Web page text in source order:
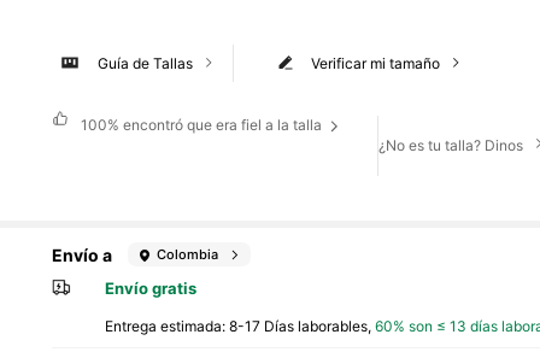
Verificar mi tamaño
Guía de Tallas
100% encontró que era fiel a la talla
¿No es tu talla? Dinos
Envío a Colombia
Envío gratis
Entrega estimada:8-17 Días laborables,60% son ≤ 13 días